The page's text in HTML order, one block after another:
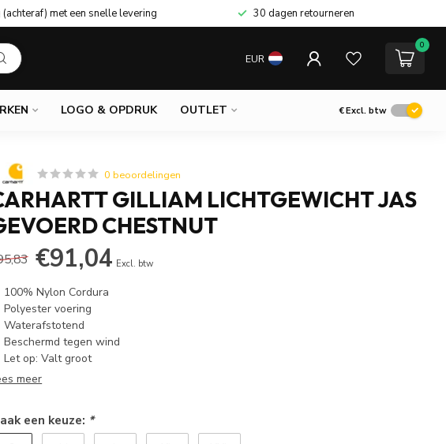
met een snelle levering 30 dagen retourneren
EUR
0
LOGO & OPDRUK OUTLET €Excl. btw
0 beoordelingen
GILLIAM LICHTGEWICHT JAS
CHESTNUT
€91,04 Excl. btw
100% Nylon Cordura
Polyester voering
Waterafstotend
Beschermd tegen wind
Let op: Valt groot
meer
een keuze: *